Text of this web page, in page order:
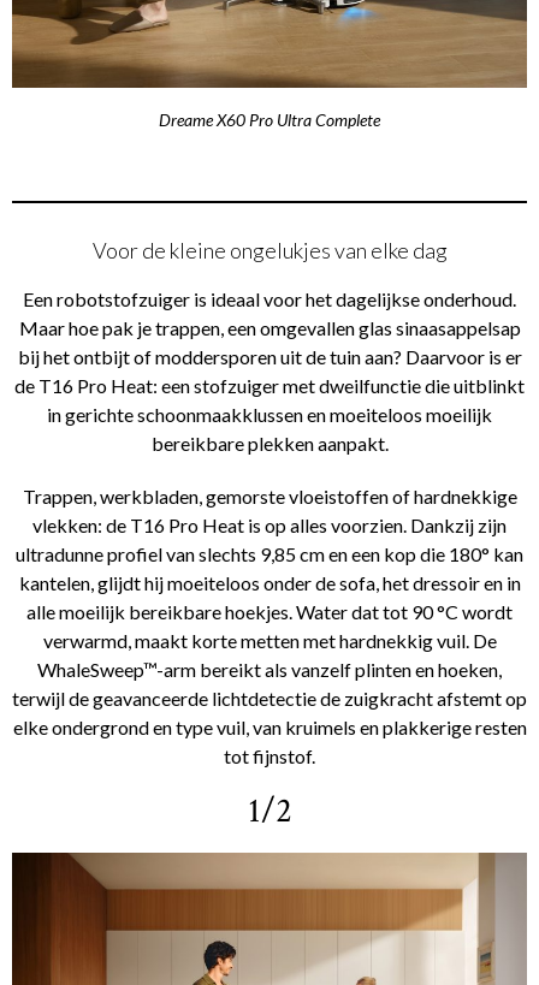
Dreame X60 Pro Ultra Complete
Voor de kleine ongelukjes van elke dag
Een robotstofzuiger is ideaal voor het dagelijkse onderhoud.
Maar hoe pak je trappen, een omgevallen glas sinaasappelsap
bij het ontbijt of moddersporen uit de tuin aan? Daarvoor is er
de T16 Pro Heat: een stofzuiger met dweilfunctie die uitblinkt
in gerichte schoonmaakklussen en moeiteloos moeilijk
bereikbare plekken aanpakt.
Trappen, werkbladen, gemorste vloeistoffen of hardnekkige
vlekken: de T16 Pro Heat is op alles voorzien. Dankzij zijn
ultradunne profiel van slechts 9,85 cm en een kop die 180° kan
kantelen, glijdt hij moeiteloos onder de sofa, het dressoir en in
alle moeilijk bereikbare hoekjes. Water dat tot 90 °C wordt
verwarmd, maakt korte metten met hardnekkig vuil. De
WhaleSweep™-arm bereikt als vanzelf plinten en hoeken,
terwijl de geavanceerde lichtdetectie de zuigkracht afstemt op
elke ondergrond en type vuil, van kruimels en plakkerige resten
tot fijnstof.
1/2